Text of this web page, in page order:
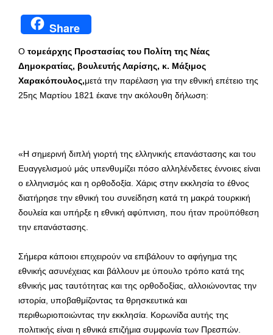
Share
Ο τομεάρχης Προστασίας του Πολίτη της Νέας
Δημοκρατίας, βουλευτής Λαρίσης, κ. Μάξιμος
Χαρακόπουλος,μετά την παρέλαση για την εθνική επέτειο της
25ης Μαρτίου 1821 έκανε την ακόλουθη δήλωση:
«Η σημερινή διπλή γιορτή της ελληνικής επανάστασης και του
Ευαγγελισμού μάς υπενθυμίζει πόσο αλληλένδετες έννοιες είναι
ο ελληνισμός και η ορθοδοξία. Χάρις στην εκκλησία το έθνος
διατήρησε την εθνική του συνείδηση κατά τη μακρά τουρκική
δουλεία και υπήρξε η εθνική αφύπνιση, που ήταν προϋπόθεση
την επανάστασης.
Σήμερα κάποιοι επιχειρούν να επιβάλουν το αφήγημα της
εθνικής ασυνέχειας και βάλλουν με ύπουλο τρόπο κατά της
εθνικής μας ταυτότητας και της ορθοδοξίας, αλλοιώνοντας την
ιστορία, υποβαθμίζοντας τα θρησκευτικά και
περιθωριοποιώντας την εκκλησία. Κορωνίδα αυτής της
πολιτικής είναι η εθνικά επιζήμια συμφωνία των Πρεσπών.